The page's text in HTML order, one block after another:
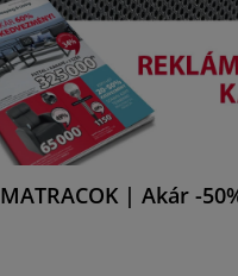
| Akár -